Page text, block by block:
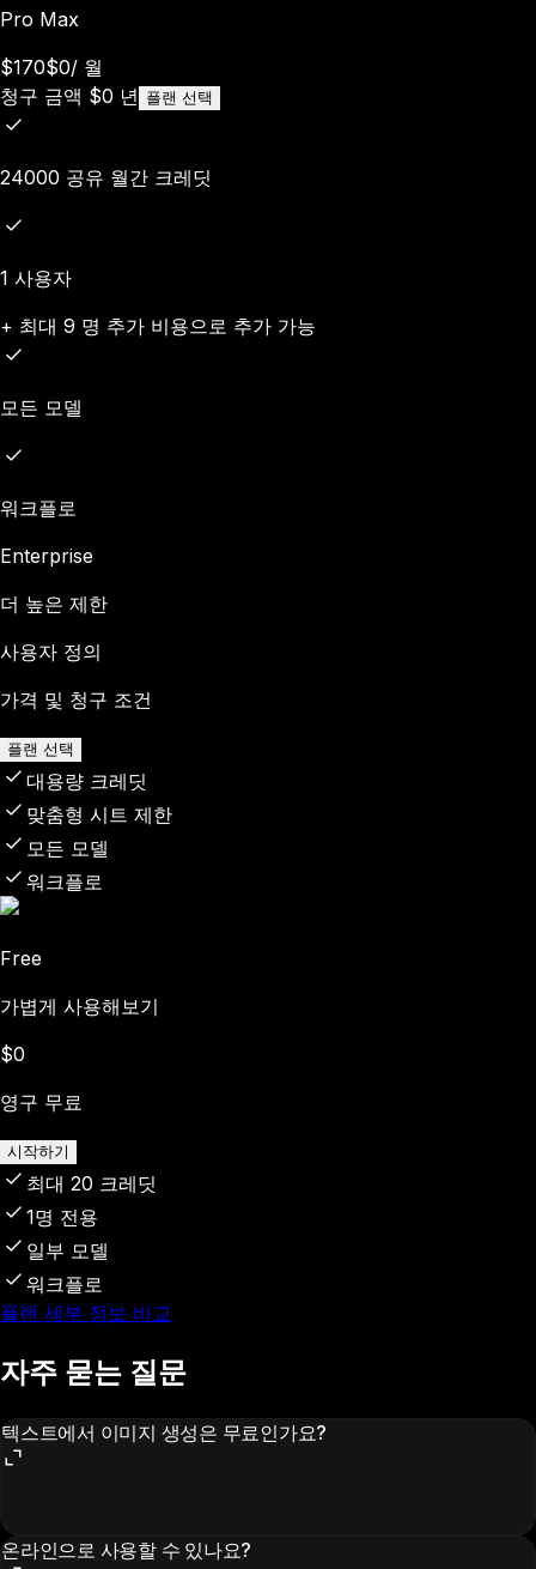
Pro Max
$170$0/ 월
청구 금액 $0 년 플랜 선택
24000 공유 월간 크레딧
1 사용자
+ 최대 9 명 추가 비용으로 추가 가능
모든 모델
워크플로
Enterprise
더 높은 제한
사용자 정의
가격 및 청구 조건
플랜 선택
대용량 크레딧
맞춤형 시트 제한
모든 모델
워크플로
Free
가볍게 사용해보기
$0
영구 무료
시작하기
최대 20 크레딧
1명 전용
일부 모델
워크플로
플랜 세부 정보 비교
자주 묻는 질문
텍스트에서 이미지 생성은 무료인가요?
온라인으로 사용할 수 있나요?